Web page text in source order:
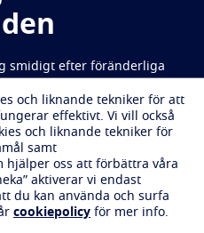
vardagsglas
smidigt efter föränderliga
och liknande tekniker för att
effektivt. Vi vill också
och liknande tekniker för
samt
hjälper oss att förbättra våra
aktiverar vi endast
du kan använda och surfa
cookiepolicy för mer info.